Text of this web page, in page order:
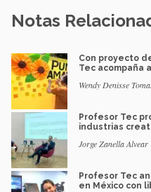
Notas
Con proyecto
Tec acompaña
Wendy Denisse
Profesor Tec
industrias
Jorge Zanella Alvear
Profesor Tec
en México con